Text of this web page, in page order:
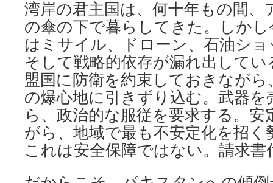
湾岸の君主国は、何十年もの間、
の傘の下で暮らしてきた。しか
はミサイル、ドローン、石油シ
そして戦略的依存が漏れ出して
盟国に防衛を約束しておきなが
の爆心地に引きずり込む。武器
ら、政治的な服従を要求する。
がら、地域で最も不安定化を招く
これは安全保障ではない。請求書